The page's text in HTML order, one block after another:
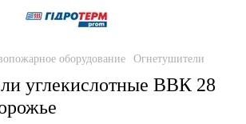
оборудование Огнетушители
углекислотные ВВК 28